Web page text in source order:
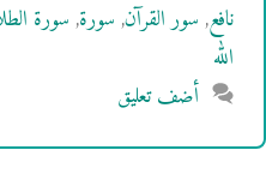
نافع,سور القرآن,سورة,سورة
الله
أضف تعليق